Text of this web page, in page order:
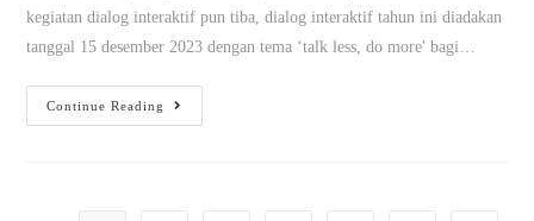
kegiatan dialog interaktif pun tiba, dialog interaktif tahun ini diadakan
tanggal 15 desember 2023 dengan tema ‘talk less, do more' bagi…
Continue Reading